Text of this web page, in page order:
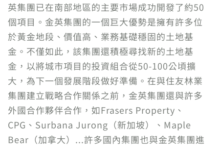
英集團已在南部地區的主要市場成功開發了約50
個項目。金英集團的一個巨大優勢是擁有許多位
於黃金地段、價值高、業務基礎穩固的土地基
金。不僅如此，該集團還積極尋找新的土地基
金，以將城市項目的投資組合從50-100公頃擴
大，為下一個發展階段做好準備。在與住友林業
集團建立戰略合作關係之前，金英集團還與許多
外國合作夥伴合作，如Frasers Property、
CPG、Surbana Jurong（新加坡）、Maple
Bear（加拿大）...許多國內集團也與金英集團進